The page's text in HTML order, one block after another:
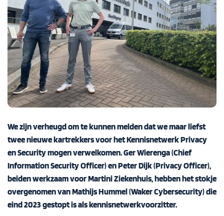
We zijn verheugd om te kunnen melden dat we maar liefst
twee nieuwe kartrekkers voor hetKennisnetwerk Privacy
en Securitymogen verwelkomen. Ger Wierenga (Chief
Information Security Officer) en Peter Dijk (Privacy Officer),
beiden werkzaam voor Martini Ziekenhuis, hebben het stokje
overgenomen van Mathijs Hummel (Waker Cybersecurity) die
eind 2023 gestopt is als kennisnetwerkvoorzitter.